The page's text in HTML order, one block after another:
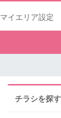
マイエリア設定
チラシを探す